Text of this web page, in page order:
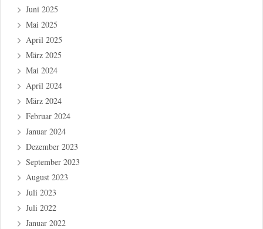
Juni 2025
Mai 2025
April 2025
März 2025
Mai 2024
April 2024
März 2024
Februar 2024
Januar 2024
Dezember 2023
September 2023
August 2023
Juli 2023
Juli 2022
Januar 2022